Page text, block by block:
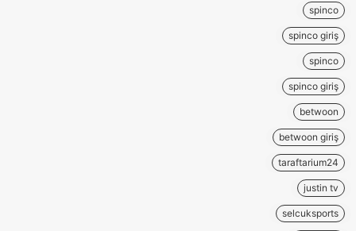
spinco
spinco giriş
spinco
spinco giriş
betwoon
betwoon giriş
taraftarium24
justin tv
selcuksports